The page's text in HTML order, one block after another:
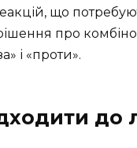
що
про
і «проти».
до